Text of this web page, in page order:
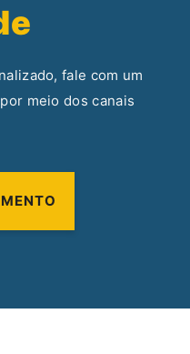
fale com um
meio dos canais